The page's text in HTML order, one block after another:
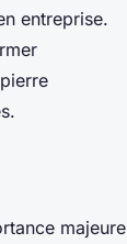
entreprise.
majeure